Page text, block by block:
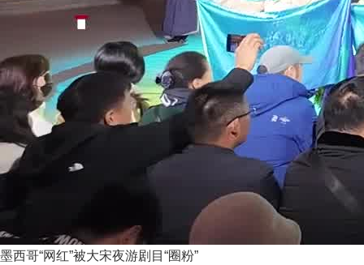
墨西哥“网红”被大宋夜游剧目“圈粉”